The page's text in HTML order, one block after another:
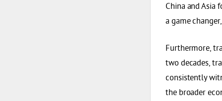
China and Asia
a game
Furthermore,
two decades,
consistently
the broader